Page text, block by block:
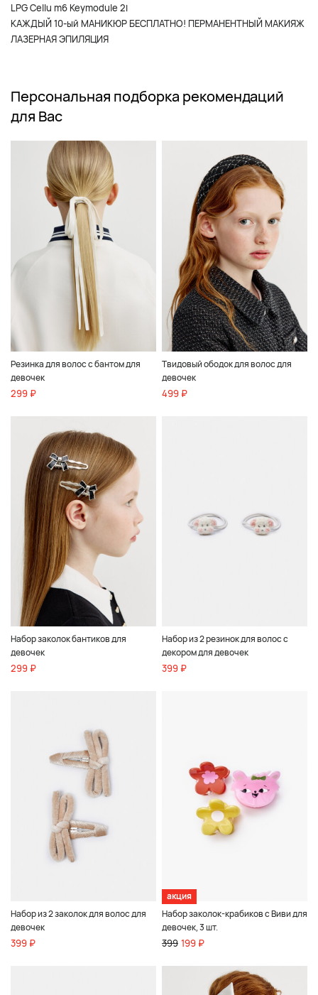
LPG Cellu m6 Keymodule 2i
КАЖДЫЙ 10-ый МАНИКЮР БЕСПЛАТНО! ПЕРМАНЕНТНЫЙ МАКИЯЖ
ЛАЗЕРНАЯ ЭПИЛЯЦИЯ
Персональная подборка рекомендаций
для Вас
Резинка для волос с бантом для
девочек
299 ₽
Твидовый ободок для волос для
девочек
499 ₽
Набор заколок бантиков для
девочек
299 ₽
Набор из 2 резинок для волос с
декором для девочек
399 ₽
Набор из 2 заколок для волос для
девочек
399 ₽
акция
Набор заколок-крабиков с Виви для
девочек, 3 шт.
399 199 ₽